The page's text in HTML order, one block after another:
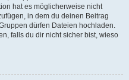
hat es möglicherweise nicht
in dem du deinen Beitrag
dürfen Dateien hochladen.
falls du dir nicht sicher bist, wieso